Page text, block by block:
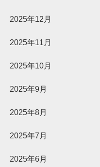
2025年12月
2025年11月
2025年10月
2025年9月
2025年8月
2025年7月
2025年6月